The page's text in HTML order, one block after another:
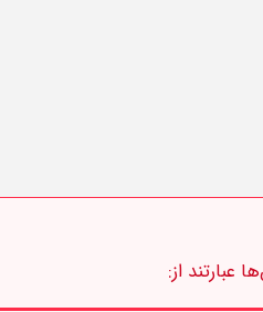
از: